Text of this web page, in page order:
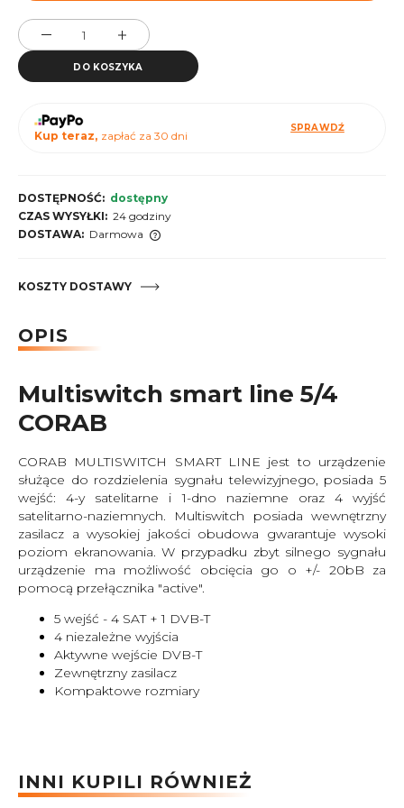
DO KOSZYKA
Kup teraz, zapłać za 30 dni
SPRAWDŹ
DOSTĘPNOŚĆ: dostępny
CZAS WYSYŁKI: 24 godziny
DOSTAWA: Darmowa
KOSZTY DOSTAWY
OPIS
Multiswitch smart line 5/4
CORAB
CORAB MULTISWITCH SMART LINE jest to urządzenie
służące do rozdzielenia sygnału telewizyjnego, posiada 5
wejść: 4-y satelitarne i 1-dno naziemne oraz 4 wyjść
satelitarno-naziemnych. Multiswitch posiada wewnętrzny
zasilacz a wysokiej jakości obudowa gwarantuje wysoki
poziom ekranowania. W przypadku zbyt silnego sygnału
urządzenie ma możliwość obcięcia go o +/- 20bB za
pomocą przełącznika "active".
5 wejść - 4 SAT + 1 DVB-T
4 niezależne wyjścia
Aktywne wejście DVB-T
Zewnętrzny zasilacz
Kompaktowe rozmiary
INNI KUPILI RÓWNIEŻ